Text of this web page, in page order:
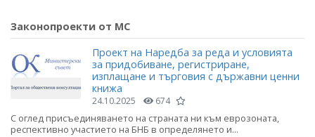
Законопроекти от МС
Проект на Наредба за реда и условията
за придобиване, регистриране,
изплащане и търговия с държавни ценни
книжа
24.10.2025 674
С оглед присъединяването на страната ни към еврозоната,
респективно участието на БНБ в определянето и...